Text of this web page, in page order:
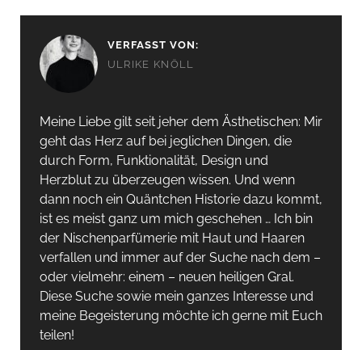
VERFASST VON:
ULRIKE KNÖLL
Meine Liebe gilt seit jeher dem Ästhetischen: Mir
geht das Herz auf bei jeglichen Dingen, die
durch Form, Funktionalität, Design und
Herzblut zu überzeugen wissen. Und wenn
dann noch ein Quäntchen Historie dazu kommt,
ist es meist ganz um mich geschehen … Ich bin
der Nischenparfümerie mit Haut und Haaren
verfallen und immer auf der Suche nach dem –
oder vielmehr: einem – neuen heiligen Gral.
Diese Suche sowie mein ganzes Interesse und
meine Begeisterung möchte ich gerne mit Euch
teilen!